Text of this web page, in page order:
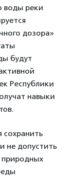
воды реки
дозора»
будут
Республики
навыки
сохранить
не допустить
природных